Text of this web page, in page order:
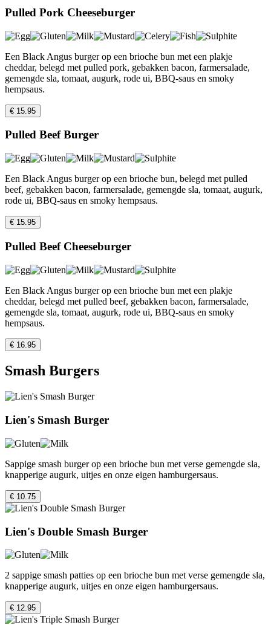
Pulled Pork Cheeseburger
Een Black Angus burger op een brioche bun met een plakje
cheddar, belegd met pulled pork, gebakken bacon, farmersalade,
gemengde sla, tomaat, augurk, rode ui, BBQ-saus en smoky
hempsaus.
€ 15.95
Pulled Beef Burger
Een Black Angus burger op een brioche bun, belegd met pulled
beef, gebakken bacon, farmersalade, gemengde sla, tomaat, augurk,
rode ui, BBQ-saus en smoky hempsaus.
€ 15.95
Pulled Beef Cheeseburger
Een Black Angus burger op een brioche bun met een plakje
cheddar, belegd met pulled beef, gebakken bacon, farmersalade,
gemengde sla, tomaat, augurk, rode ui, BBQ-saus en smoky
hempsaus.
€ 16.95
Smash Burgers
Lien's Smash Burger
Sappige smash burger op een brioche bun met verse gemengde sla,
knapperige augurk, uitjes en onze eigen hamburgersaus.
€ 10.75
Lien's Double Smash Burger
2 sappige smash patties op een brioche bun met verse gemengde sla,
knapperige augurk, uitjes en onze eigen hamburgersaus.
€ 12.95